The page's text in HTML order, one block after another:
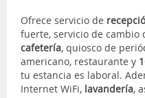
Ofrece servicio de
fuerte, servicio de cambio
cafetería, quiosco de
americano, restaurante y
tu estancia es laboral.
Internet WiFi, lavandería,